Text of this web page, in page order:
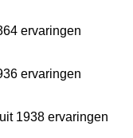
ervaringen
ervaringen
uit 1938 ervaringen